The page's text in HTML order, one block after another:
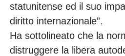
statunitense ed il suo
diritto internazionale”.
Ha sottolineato che la
distruggere la libera